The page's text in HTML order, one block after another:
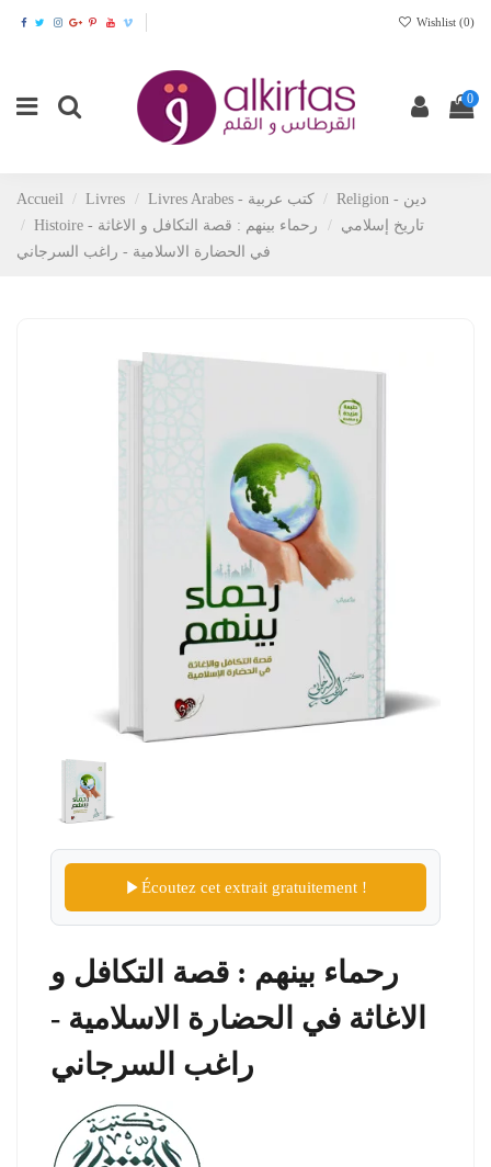
Wishlist (0)
0
Accueil Livres Livres Arabes - كتب عربية
Religion - دين
Histoire - تاريخ إسلامي
رحماء بينهم : قصة التكافل و الاغاثة
في الحضارة الاسلامية - راغب السرجاني
Écoutez cet extrait gratuitement !
رحماء بينهم : قصة التكافل و
الاغاثة في الحضارة الاسلامية -
راغب السرجاني